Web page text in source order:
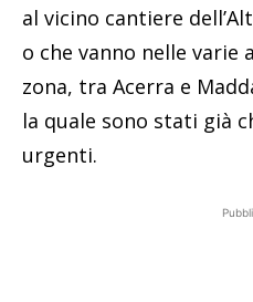
al vicino cantiere
o che vanno nelle varie
zona, tra Acerra e
la quale sono stati già
urgenti.